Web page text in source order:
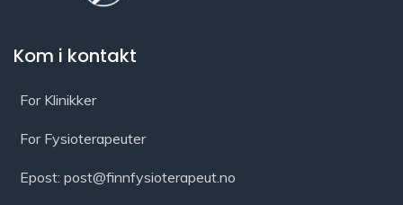
Kom i kontakt
For Klinikker
For Fysioterapeuter
Epost: post@finnfysioterapeut.no